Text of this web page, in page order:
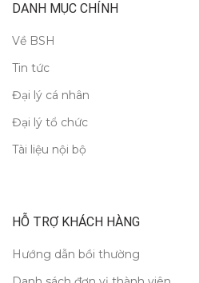
DANH MỤC CHÍNH
Về BSH
Tin tức
Đại lý cá nhân
Đại lý tổ chức
Tài liệu nội bộ
HỖ TRỢ KHÁCH HÀNG
Hướng dẫn bồi thường